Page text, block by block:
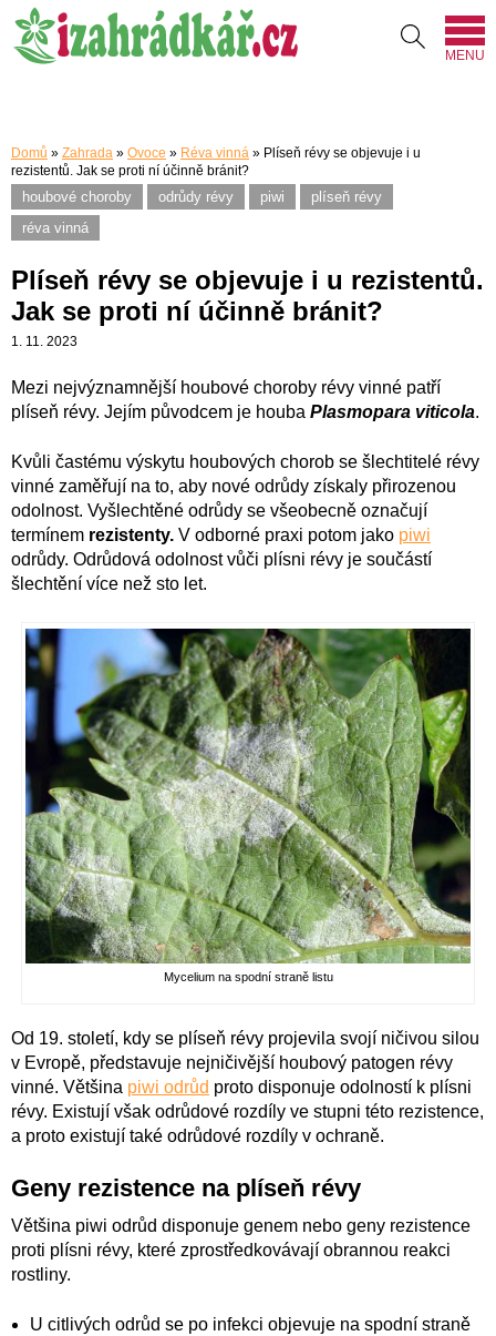
MENU
Domů » Zahrada » Ovoce » Réva vinná » Plíseň révy se objevuje i u
rezistentů. Jak se proti ní účinně bránit?
houbové choroby odrůdy révy piwi
plíseň révy
réva vinná
Plíseň révy se objevuje i u rezistentů.
Jak se proti ní účinně bránit?
1. 11. 2023
Mezi nejvýznamnější houbové choroby révy vinné patří
plíseň révy. Jejím původcem je houba Plasmopara viticola.
Kvůli častému výskytu houbových chorob se šlechtitelé révy
vinné zaměřují na to, aby nové odrůdy získaly přirozenou
odolnost. Vyšlechtěné odrůdy se všeobecně označují
termínem rezistenty. V odborné praxi potom jako piwi
odrůdy. Odrůdová odolnost vůči plísni révy je součástí
šlechtění více než sto let.
Mycelium na spodní straně listu
Od 19. století, kdy se plíseň révy projevila svojí ničivou silou
v Evropě, představuje nejničivější houbový patogen révy
vinné. Většina piwi odrůd proto disponuje odolností k plísni
révy. Existují však odrůdové rozdíly ve stupni této rezistence,
a proto existují také odrůdové rozdíly v ochraně.
Geny rezistence na plíseň révy
Většina piwi odrůd disponuje genem nebo geny rezistence
proti plísni révy, které zprostředkovávají obrannou reakci
rostliny.
U citlivých odrůd se po infekci objevuje na spodní straně